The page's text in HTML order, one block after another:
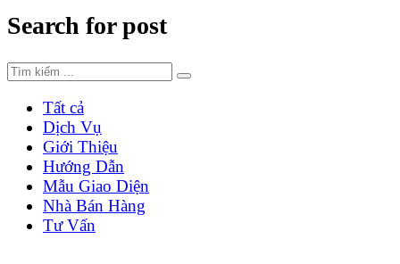
Search for post
Tất cả
Dịch Vụ
Giới Thiệu
Hướng Dẫn
Mẫu Giao Diện
Nhà Bán Hàng
Tư Vấn